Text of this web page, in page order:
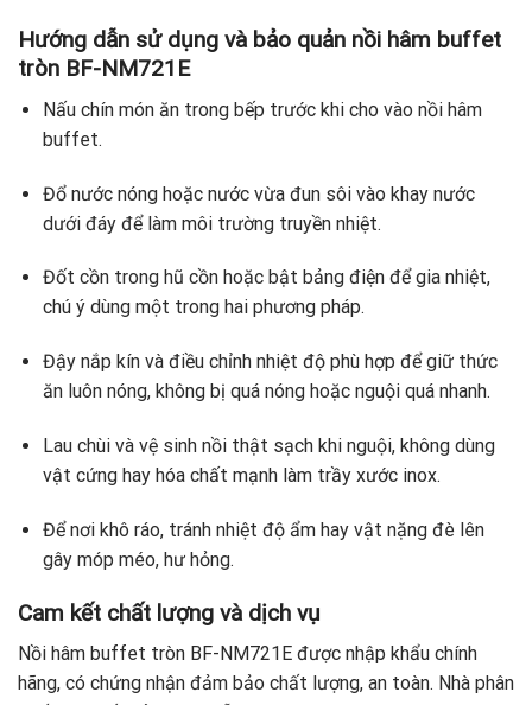
Hướng dẫn sử dụng và bảo quản nồi hâm buffet
tròn BF-NM721E
Nấu chín món ăn trong bếp trước khi cho vào nồi hâm
buffet.
Đổ nước nóng hoặc nước vừa đun sôi vào khay nước
dưới đáy để làm môi trường truyền nhiệt.
Đốt cồn trong hũ cồn hoặc bật bảng điện để gia nhiệt,
chú ý dùng một trong hai phương pháp.
Đậy nắp kín và điều chỉnh nhiệt độ phù hợp để giữ thức
ăn luôn nóng, không bị quá nóng hoặc nguội quá nhanh.
Lau chùi và vệ sinh nồi thật sạch khi nguội, không dùng
vật cứng hay hóa chất mạnh làm trầy xước inox.
Để nơi khô ráo, tránh nhiệt độ ẩm hay vật nặng đè lên
gây móp méo, hư hỏng.
Cam kết chất lượng và dịch vụ
Nồi hâm buffet tròn BF-NM721E được nhập khẩu chính
hãng, có chứng nhận đảm bảo chất lượng, an toàn. Nhà phân